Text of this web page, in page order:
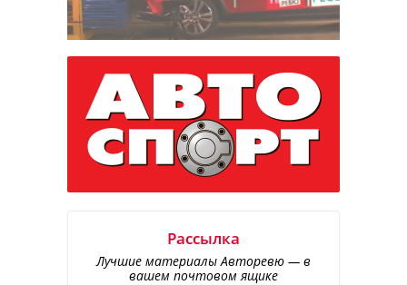
Рассылка
Лучшие материалы Авторевю — в
вашем почтовом ящике